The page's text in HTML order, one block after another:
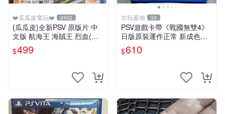
❤️瓜瓜皮電玩❤️ 2402
{瓜瓜皮}全新PSV 原版片 中
文版 航海王 海賊王 烈血(內
附初回特點-不清楚有沒有過
期)(遊戲都有回收)
$499
古玩基地 33
PSV遊戲卡帶《戰國無雙4》
日版原裝運作正常 新成色如
圖拍賣請先確認 成色拍賣一
經成交概不退換 PSV遊戲 卡
$610